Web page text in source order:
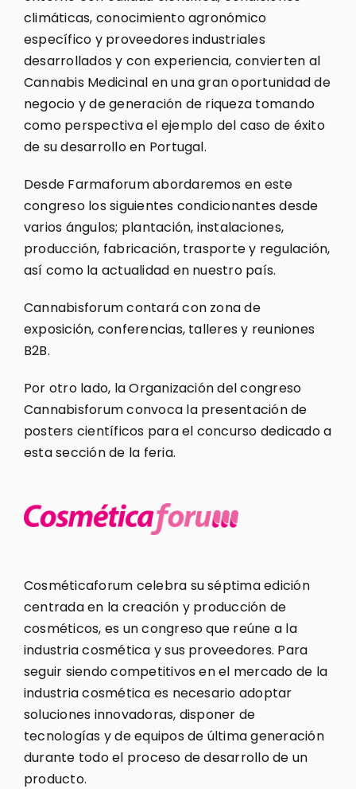
climáticas, conocimiento agronómico
específico y proveedores industriales
desarrollados y con experiencia, convierten al
Cannabis Medicinal en una gran oportunidad de
negocio y de generación de riqueza tomando
como perspectiva el ejemplo del caso de éxito
de su desarrollo en Portugal.
Desde Farmaforum abordaremos en este
congreso los siguientes condicionantes desde
varios ángulos; plantación, instalaciones,
producción, fabricación, trasporte y regulación,
así como la actualidad en nuestro país.
Cannabisforum contará con zona de
exposición, conferencias, talleres y reuniones
B2B.
Por otro lado, la Organización del congreso
Cannabisforum convoca la presentación de
posters científicos para el concurso dedicado a
esta sección de la feria.
Cosméticaforum celebra su séptima edición
centrada en la creación y producción de
cosméticos, es un congreso que reúne a la
industria cosmética y sus proveedores. Para
seguir siendo competitivos en el mercado de la
industria cosmética es necesario adoptar
soluciones innovadoras, disponer de
tecnologías y de equipos de última generación
durante todo el proceso de desarrollo de un
producto.